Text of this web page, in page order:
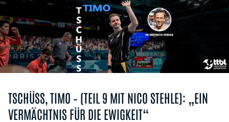
TSCHÜSS, TIMO – (TEIL 9 MIT NICO STEHLE): „EIN
VERMÄCHTNIS FÜR DIE EWIGKEIT“